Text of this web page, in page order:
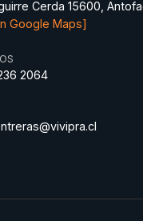
Cerda 15600,
Google Maps]
2064